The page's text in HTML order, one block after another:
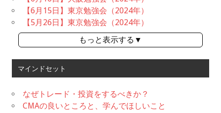
【6月15日】東京勉強会（2024年）
【5月26日】東京勉強会（2024年）
もっと表示する▼
マインドセット
なぜトレード・投資をするべきか？
CMAの良いところと、学んでほしいこと